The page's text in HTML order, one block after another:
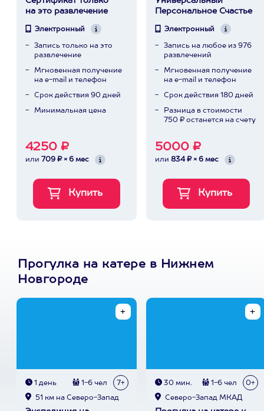
на это развлечение
Электронный
Запись только на это
развлечение
Мгновенная получение
на e-mail и телефон
Срок действия 90 дней
Минимальная цена
4250 ₽
или 709 ₽ × 6 мес
Персональное Счастье
Электронный
Запись на любое из 976
развлечений
Мгновенная получение
на e-mail и телефон
Срок действия 180 дней
Разница в стоимости
750 ₽ останется на счету
5000 ₽
или 834 ₽ × 6 мес
Прогулка на катере в Нижнем
Новгороде
1 день 1-6 чел 7+
51 км на Северо-Запад
30 мин. 1-6 чел 0+
Северо-Запад МКАД